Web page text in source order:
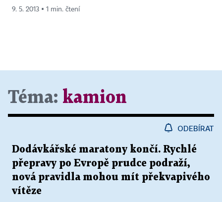
9. 5. 2013 ▪ 1 min. čtení
Téma: kamion
ODEBÍRAT
Dodávkářské maratony končí. Rychlé
přepravy po Evropě prudce podraží,
nová pravidla mohou mít překvapivého
vítěze